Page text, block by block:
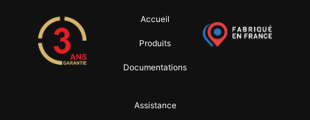
Accueil
Produits
Documentations
Assistance